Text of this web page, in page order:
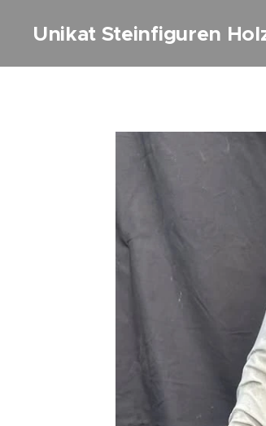
Unikat Steinfiguren